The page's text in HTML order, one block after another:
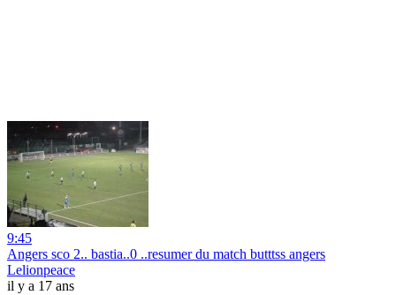
9:45
Angers sco 2.. bastia..0 ..resumer du match butttss angers
Lelionpeace
il y a 17 ans